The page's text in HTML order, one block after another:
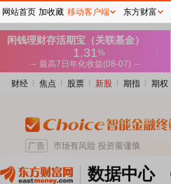
财经 焦点 股票 新股 期指 期权
数据中心
网站首页 加收藏 移动客户端 东方财富